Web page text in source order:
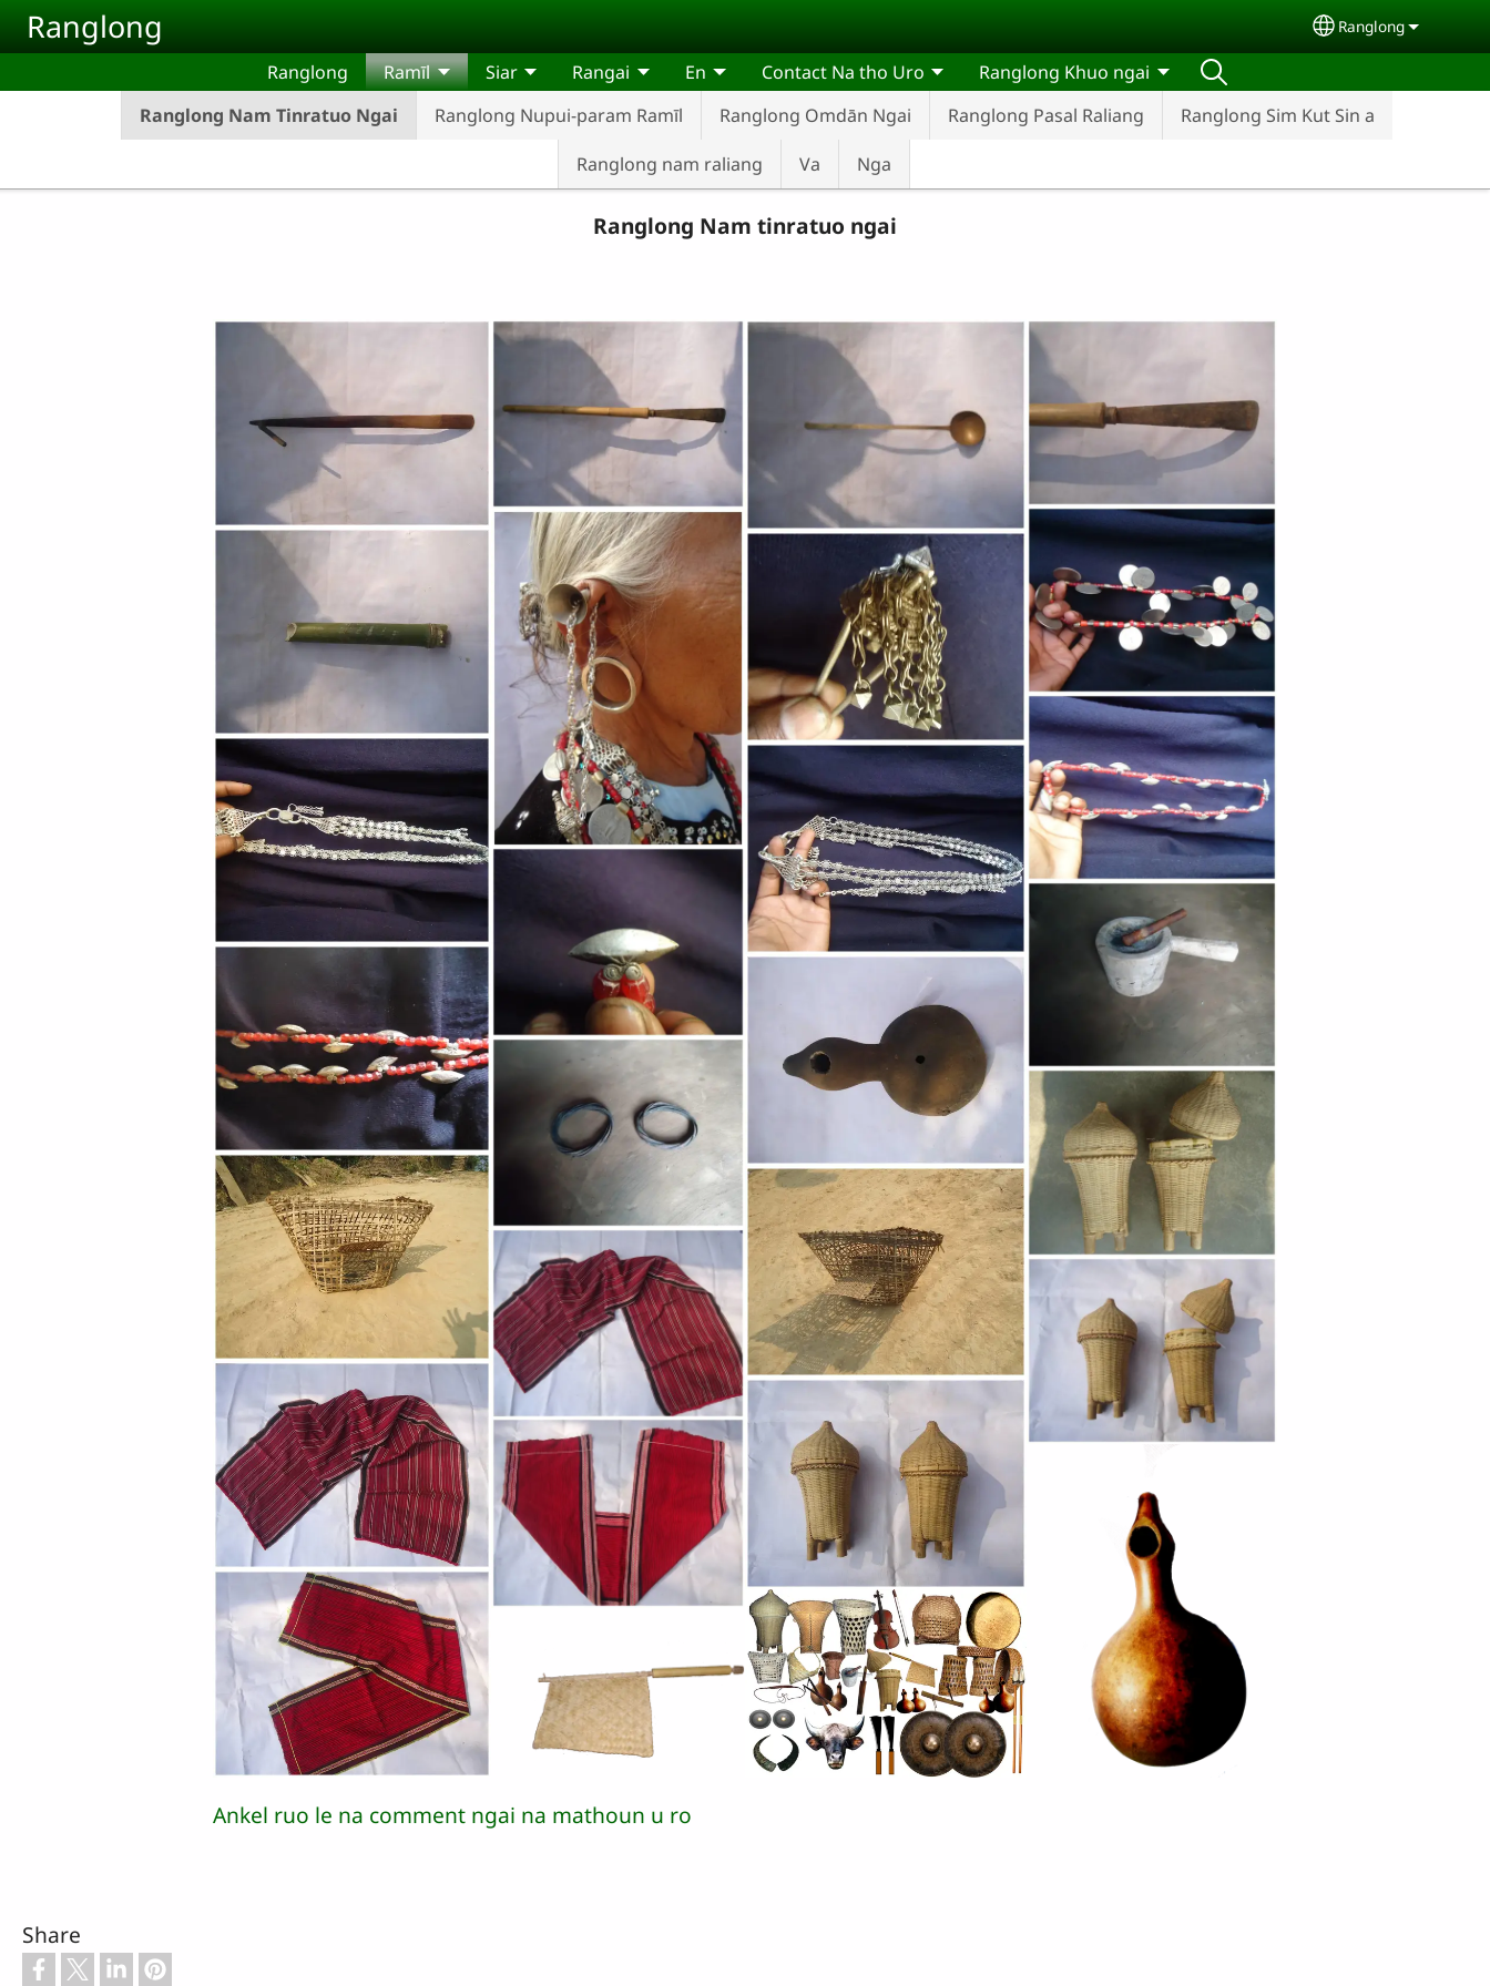
Skip to main content
Ranglong Select your
Ranglong
Ranglong
Ramīl
Ranglong Nam Tinratuo Ngai
Ranglong Nupui-param Ramīl Ranglong Omdān Ngai Ranglong Pasal Raliang
Ranglong Sim Kut Sin a
Ranglong nam raliang
Va Nga
Siar Rangai En Contact Na tho Uro Ranglong Khuo ngai
Ranglong Nam tinratuo ngai
Ankel ruo le na comment ngai na mathoun u ro
Share